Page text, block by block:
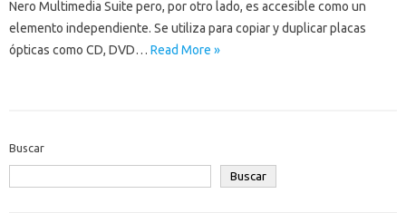
Nero Multimedia Suite pero, por otro lado, es accesible como un
elemento independiente. Se utiliza para copiar y duplicar placas
ópticas como CD, DVD… Read More »
Buscar
Buscar